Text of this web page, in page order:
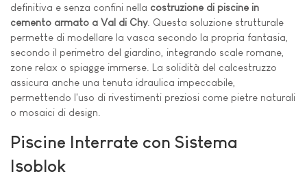
definitiva e senza confini nella costruzione di piscine in
cemento armato a Val di Chy. Questa soluzione strutturale
permette di modellare la vasca secondo la propria fantasia,
secondo il perimetro del giardino, integrando scale romane,
zone relax o spiagge immerse. La solidità del calcestruzzo
assicura anche una tenuta idraulica impeccabile,
permettendo l'uso di rivestimenti preziosi come pietre naturali
o mosaici di design.
Piscine Interrate con Sistema
Isoblok